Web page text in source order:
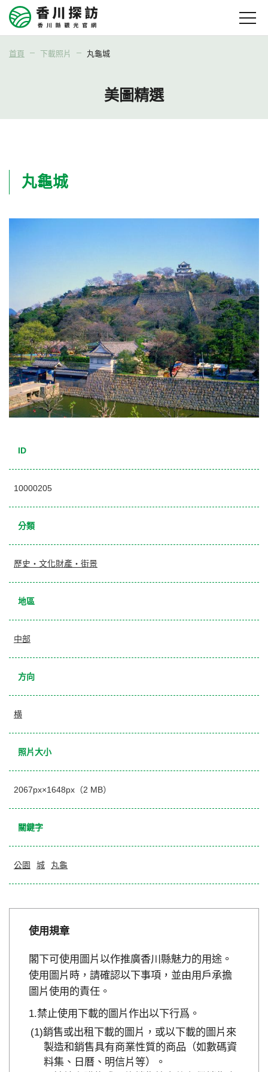
首頁 下載照片 丸龜城
美圖精選
丸龜城
ID
10000205
分類
歷史・文化財產・街景
地區
中部
方向
横
照片大小
2067px×1648px（2 MB）
關鍵字
公園 城 丸龜
使用規章
閣下可使用圖片以作推廣香川縣魅力的用途。
使用圖片時，請確認以下事項，並由用戶承擔
圖片使用的責任。
禁止使用下載的圖片作出以下行爲。
銷售或出租下載的圖片，或以下載的圖片來
製造和銷售具有商業性質的商品（如數碼資
料集、日曆、明信片等）。